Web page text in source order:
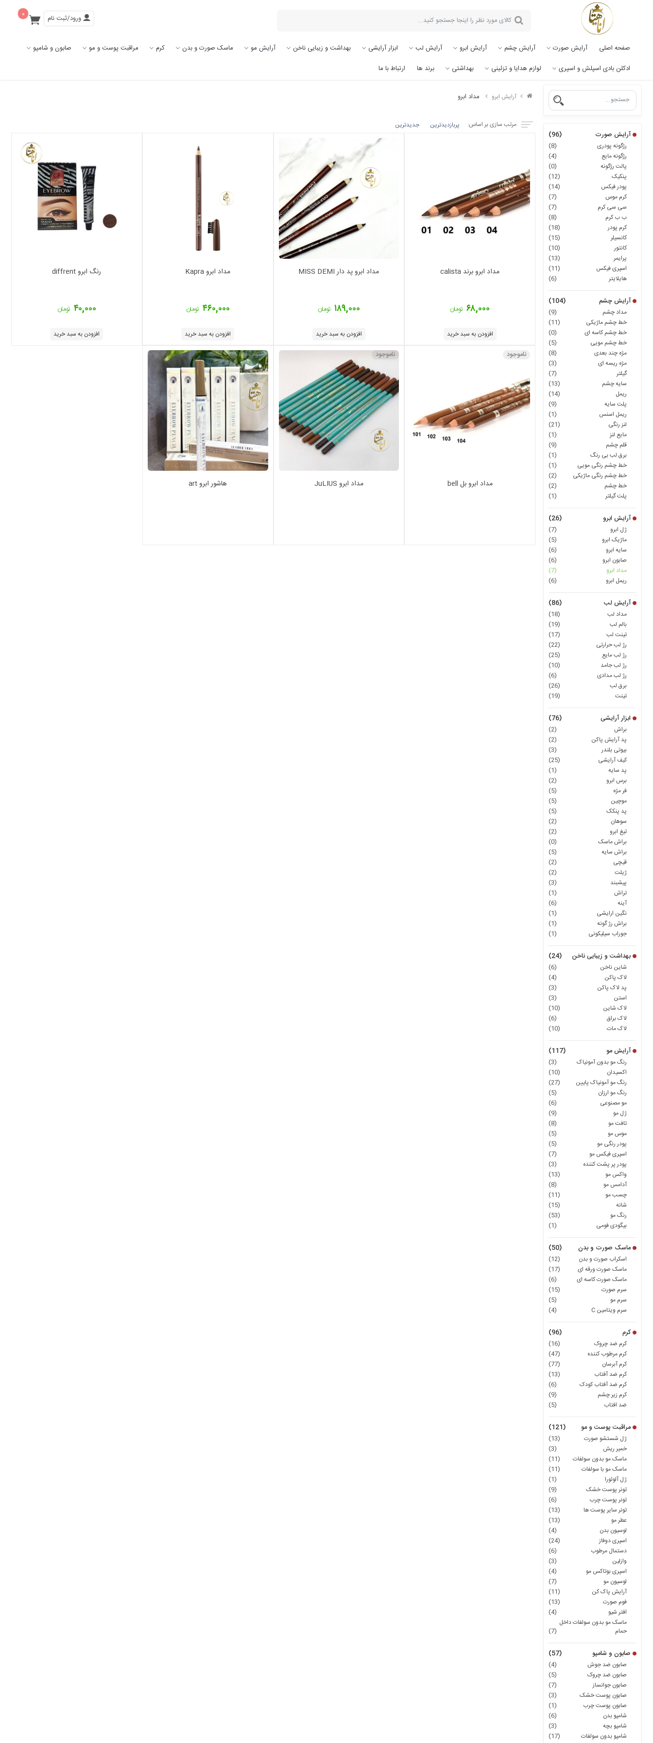
۰ ورود/ثبت نام
صفحه اصلی آرایش صورت آرایش چشم آرایش ابرو آرایش لب ابزار آرایشی بهداشت و زیبایی ناخن آرایش مو ماسک صورت و بدن کرم مراقبت پوست و مو
صابون و شامپو
ادکلن بادی اسپلش و اسپری
لوازم هدایا و تزئینی بهداشتی برند ها ارتباط با ما
آرایش صورت (96)
رژگونه پودری
(8)
رژگونه مایع
(4)
پالت رژگونه
(0)
پنکیک
(12)
پودر فیکس
(14)
کرم موس
(7)
سی سی کرم
(7)
ب ب کرم
(8)
کرم پودر
(18)
کانسیلر
(15)
کانتور
(10)
پرایمر
(13)
اسپری فیکس
(11)
هایلایتر
(6)
آرایش چشم (104)
مداد چشم
(9)
خط چشم ماژیکی
(11)
خط چشم کاسه ای
(0)
خط چشم مویی
(5)
مژه چند بعدی
(8)
مژه ریسه ای
(3)
گیلتر
(7)
سایه چشم
(13)
ریمل
(14)
پلت سایه
(9)
ریمل اسنس
(1)
لنز رنگی
(21)
مایع لنز
(1)
قلم چشم
(9)
برق لب بی رنگ
(1)
خط چشم رنگی مویی
(1)
خط چشم رنگی ماژیکی
(2)
خط چشم
(2)
پلت گیلتر
(1)
آرایش ابرو (26)
ژل ابرو
(7)
ماژیک ابرو
(5)
سایه ابرو
(6)
صابون ابرو
(6)
مداد ابرو
(7)
ریمل ابرو
(6)
آرایش لب (86)
مداد لب
(18)
بالم لب
(19)
تینت لب
(17)
رژ لب حرارتی
(22)
رژ لب مایع
(25)
رژ لب جامد
(10)
رژ لب مدادی
(6)
برق لب
(26)
تینت
(19)
ابزار آرایشی (76)
براش
(2)
پد آرایش پاکن
(2)
بیوتی بلندر
(3)
کیف آرایشی
(25)
پد سایه
(1)
برس ابرو
(2)
فر مژه
(5)
موچین
(5)
پد پنکک
(5)
سوهان
(2)
تیغ ابرو
(2)
براش ماسک
(0)
براش سایه
(5)
قیچی
(2)
ژیلت
(2)
پیشبند
(3)
تراش
(1)
آینه
(6)
نگین ارایشی
(1)
براش رژ گونه
(1)
جوراب سیلیکونی
(1)
بهداشت و زیبایی ناخن (24)
شاین ناخن
(6)
لاک پاکن
(4)
پد لاک پاکن
(3)
استن
(3)
لاک شاین
(10)
لاک براق
(6)
لاک مات
(10)
آرایش مو (117)
رنگ مو بدون آمونیاک
(3)
اکسیدان
(10)
رنگ مو آمونیاک پایین
(27)
رنگ مو ارزان
(5)
مو مصنوعی
(6)
ژل مو
(9)
تافت مو
(8)
موس مو
(5)
پودر رنگی مو
(5)
اسپری فیکس مو
(7)
پودر پر پشت کننده
(3)
واکس مو
(13)
آدامس مو
(8)
چسب مو
(11)
شانه
(15)
رنگ مو
(53)
بیگودی فومی
(1)
ماسک صورت و بدن (50)
اسکراب صورت و بدن
(12)
ماسک صورت ورقه ای
(17)
ماسک صورت کاسه ای
(6)
سرم صورت
(15)
سرم مو
(5)
سرم ویتامین C
(4)
کرم (96)
کرم ضد چروک
(16)
کرم مرطوب کننده
(47)
کرم آبرسان
(77)
کرم ضد آفتاب
(13)
کرم ضد آفتاب کودک
(6)
کرم زیر چشم
(9)
ضد افتاب
(5)
مراقبت پوست و مو (121)
ژل شستشو صورت
(13)
خمیر ریش
(3)
ماسک مو بدون سولفات
(11)
ماسک مو با سولفات
(11)
ژل آلوئورا
(1)
تونر پوست خشک
(9)
تونر پوست چرب
(6)
تونر سایر پوست ها
(13)
عطر مو
(13)
لوسیون بدن
(4)
اسپری دوفاز
(24)
دستمال مرطوب
(6)
وازلین
(3)
اسپری بوتاکس مو
(4)
لوسیون مو
(7)
آرایش پاک کن
(11)
فوم صورت
(13)
افتر شیو
(4)
ماسک مو بدون سولفات داخل
حمام
(7)
صابون و شامپو (57)
صابون ضد جوش
(4)
صابون ضد چروک
(5)
صابون جوانساز
(7)
صابون پوست خشک
(3)
صابون پوست چرب
(1)
شامپو بدن
(6)
شامپو بچه
(3)
شامپو بدون سولفات
(17)
آرایش ابرو مداد ابرو
مرتب سازی بر اساس: پربازدیدترین جدیدترین
مداد ابرو برند calista
۶۸,۰۰۰تومان
افزودن به سبد خرید
مداد ابرو پد دار MISS DEMI
۱۸۹,۰۰۰ تومان
افزودن به سبد خرید
مداد ابرو Kapra
۴۶۰,۰۰۰ تومان
افزودن به سبد خرید
رنگ ابرو diffrent
۴۰,۰۰۰ تومان
افزودن به سبد خرید
مداد ابرو بل bell
ناموجود
مداد ابرو JuLIUS
ناموجود
هاشور ابرو art
ناموجود